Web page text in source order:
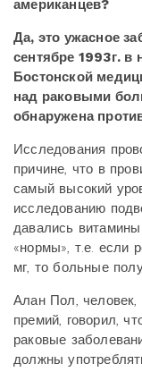
американцев?
Да, это ужасное
сентябре 1993г. в
Бостонской
над раковыми
обнаружена
Исследования
причине, что в
самый высокий
исследованию
давались
«нормы», т.е. если
мг, то больные
Алан Пол, человек,
премий, говорил,
раковые
должны